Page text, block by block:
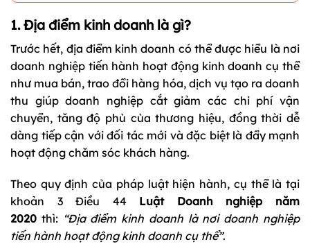
1. Địa điểm kinh doanh là gì?
Trước hết, địa điểm kinh doanh có thể được hiểu là nơi
doanh nghiệp tiến hành hoạt động kinh doanh cụ thể
như mua bán, trao đổi hàng hóa, dịch vụ tạo ra doanh
thu giúp doanh nghiệp cắt giảm các chi phí vận
chuyển, tăng độ phủ của thương hiệu, đồng thời dễ
dàng tiếp cận với đối tác mới và đặc biệt là đẩy mạnh
hoạt động chăm sóc khách hàng.
Theo quy định của pháp luật hiện hành, cụ thể là tại
khoản 3 Điều 44 Luật Doanh nghiệp năm
2020 thì: “Địa điểm kinh doanh là nơi doanh nghiệp
tiến hành hoạt động kinh doanh cụ thể”.